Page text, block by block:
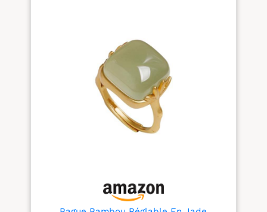
rehaussées d'entretoises
dorées, tandis que le
collier à nœud est
confectionné dans un
alliage stable. Plus
robuste et durable que
détails précis ; l'élégant
nœud vintage du collier
fait écho à ce motif,
confortable même pour
les oreilles sensibles. Ce
bijou Halloween femme
combine solidité et
élégance. Design gothique
& vintage : Inspirées du
style victorien, ces
romantique et l’esprit
rebelle du monde
gothique. Leur design